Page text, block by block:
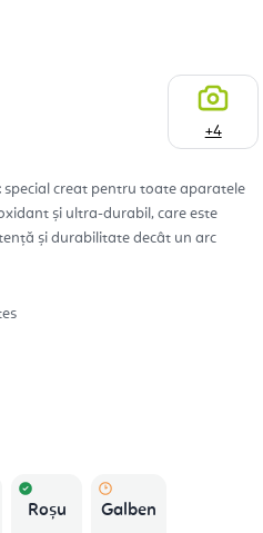
special creat pentru toate aparatele
și ultra-durabil, care este
și durabilitate decât un arc
Roșu Galben
+4